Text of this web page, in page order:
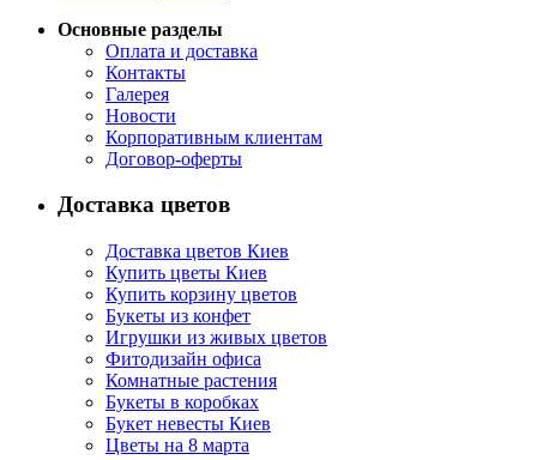
Основные разделы
Оплата и доставка
Контакты
Галерея
Новости
Корпоративным клиентам
Договор-оферты
Доставка цветов
Доставка цветов Киев
Купить цветы Киев
Купить корзину цветов
Букеты из конфет
Игрушки из живых цветов
Фитодизайн офиса
Комнатные растения
Букеты в коробках
Букет невесты Киев
Цветы на 8 марта